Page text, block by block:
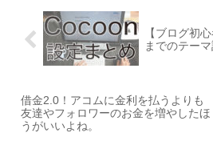
【ブログ初
までのテー
借金2.0！アコムに金利を払うよりも
友達やフォロワーのお金を増やしたほ
うがいいよね。